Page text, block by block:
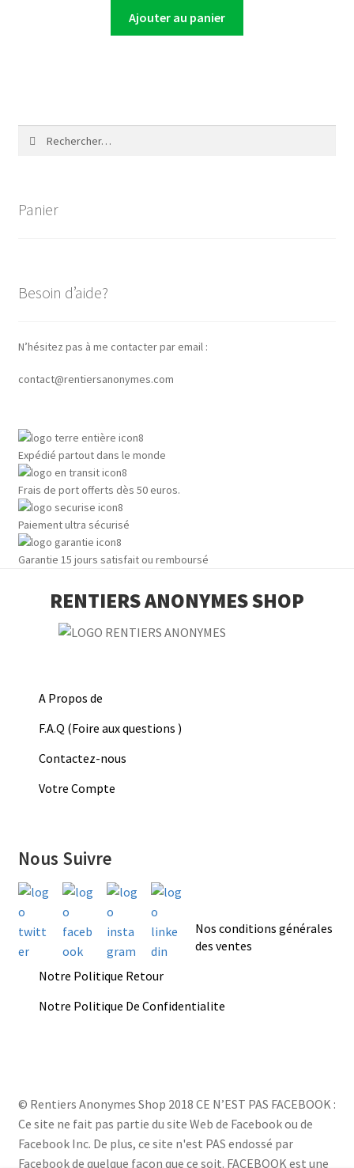
Ajouter au panier
Panier
Besoin d’aide?
N’hésitez pas à me contacter par email :
contact@rentiersanonymes.com
Expédié partout dans le monde
Frais de port offerts dès 50 euros.
Paiement ultra sécurisé
Garantie 15 jours satisfait ou remboursé
RENTIERS ANONYMES SHOP
A Propos de
F.A.Q (Foire aux questions )
Contactez-nous
Votre Compte
Nous Suivre
Nos conditions générales
des ventes
Notre Politique Retour
Notre Politique De Confidentialite
© Rentiers Anonymes Shop 2018 CE N’EST PAS FACEBOOK :
Ce site ne fait pas partie du site Web de Facebook ou de
Facebook Inc. De plus, ce site n'est PAS endossé par
Facebook de quelque façon que ce soit. FACEBOOK est une